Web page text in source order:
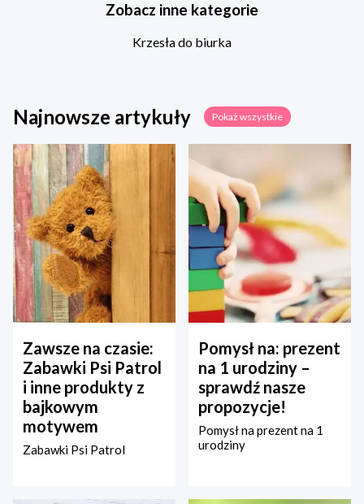
Zobacz inne kategorie
Krzesła do biurka
Najnowsze artykuły Pokaż wszystkie
Zawsze na czasie:
Zabawki Psi Patrol
i inne produkty z
bajkowym
motywem
Zabawki Psi Patrol
Pomysł na: prezent
na 1 urodziny –
sprawdź nasze
propozycje!
Pomysł na prezent na 1
urodziny